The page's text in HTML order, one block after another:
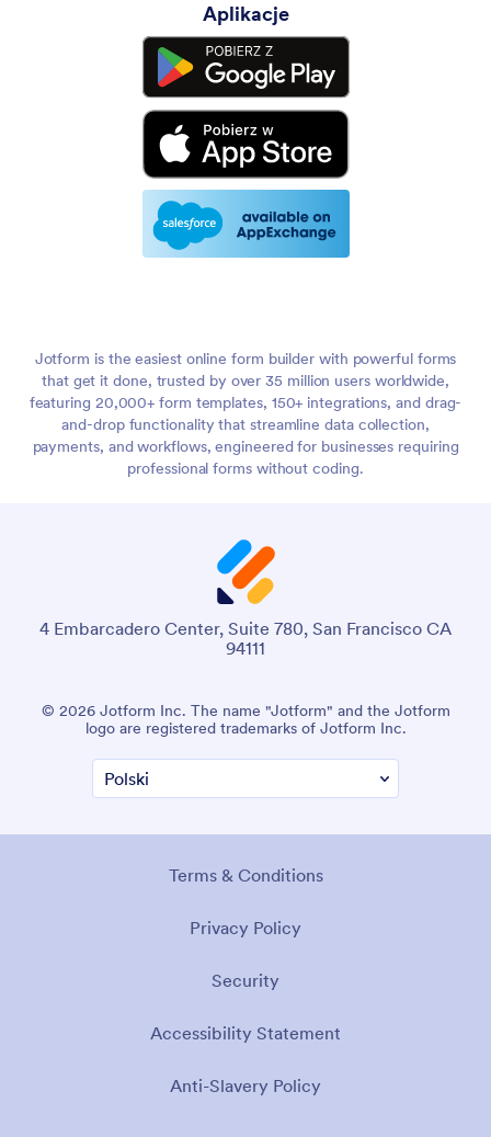
Aplikacje
Jotform is the easiest online form builder with powerful forms
that get it done, trusted by over 35 million users worldwide,
featuring 20,000+ form templates, 150+ integrations, and drag-
and-drop functionality that streamline data collection,
payments, and workflows, engineered for businesses requiring
professional forms without coding.
4 Embarcadero Center, Suite 780, San Francisco CA
94111
© 2026 Jotform Inc. The name "Jotform" and the Jotform
logo are registered trademarks of Jotform Inc.
Terms & Conditions
Privacy Policy
Security
Accessibility Statement
Anti-Slavery Policy